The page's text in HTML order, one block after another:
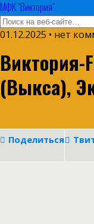
МФК "Виктория"
01.12.2025 • нет
Виктория-
(Выкса),
Поделиться